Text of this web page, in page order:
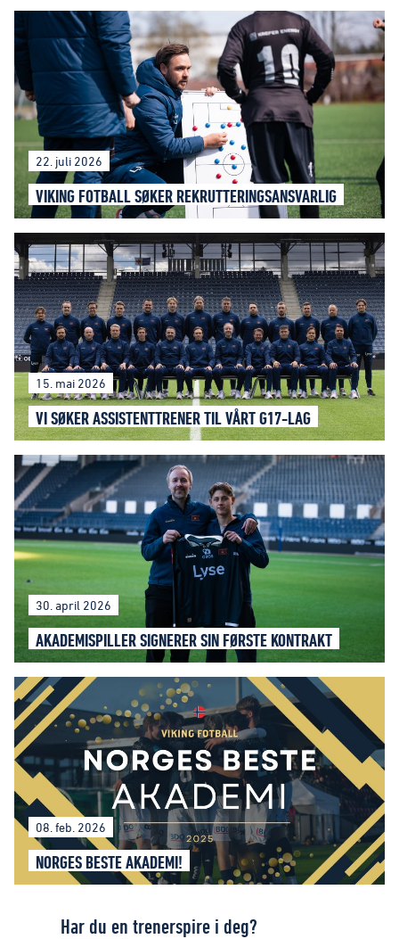
22. juli 2026
VIKING FOTBALL SØKER REKRUTTERINGSANSVARLIG
15. mai 2026
VI SØKER ASSISTENTTRENER TIL VÅRT G17-LAG
30. april 2026
AKADEMISPILLER SIGNERER SIN FØRSTE KONTRAKT
08. feb. 2026
NORGES BESTE AKADEMI!
Har du en trenerspire i deg?